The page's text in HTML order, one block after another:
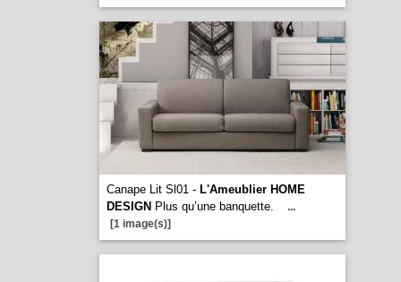
Canape Lit Sl01 - L'Ameublier HOME
DESIGN Plus qu’une banquette.
...
[1 image(s)]